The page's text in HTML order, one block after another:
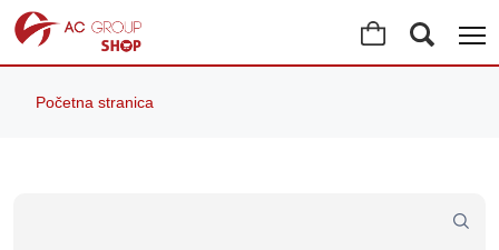
Početna stranica